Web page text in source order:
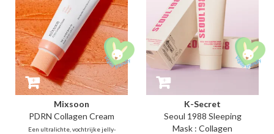
Mixsoon
PDRN Collagen Cream
Een ultralichte, vochtrijke jelly-
K-Secret
Seoul 1988 Sleeping
Mask : Collagen